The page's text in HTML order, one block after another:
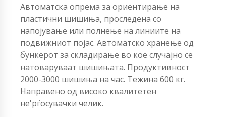
Автоматска опрема за ориентирање на
пластични шишиња, проследена со
напојување или полнење на линиите на
подвижниот појас. Автоматско хранење од
бункерот за складирање во кое случајно се
натоваруваат шишињата. Продуктивност
2000-3000 шишиња на час. Тежина 600 кг.
Направено од високо квалитетен
не'рѓосувачки челик.